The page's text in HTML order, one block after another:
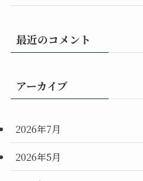
最近のコメント
アーカイブ
2026年7月
2026年5月